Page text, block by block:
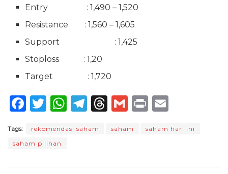
Entry : 1,490 – 1,520
Resistance : 1,560 – 1,605
Support : 1,425
Stoploss : 1,20
Target : 1,720
F
c
e
T
it
te
W
a
T
e
T
re
G
ai
P
n
ai
Tags: rekomendasi saham saham
saham hari ini
saham pilihan